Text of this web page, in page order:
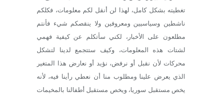
تغطيته بشكل كامل، لهذا لن أنقل لكم معلومات، فكلكم
ناشطين وسياسيين ومعروفين ولا ينقصكم شيء فأنتم
مطلعون على الأخبار، لكني سأتكلم عن كيفية فهمي
لشتات هذه المعلومات، وكيف ستتجمع لدينا لتشكل
محركات لأن نقبل أو نرفض، نؤيد أو نعارض هذا المتغير
الذي يعرض علينا ومطلوب منا أن نعطي رأينا فيه، لأنه
يخص مستقبل سوريا، ويخص مستقبل أطفالنا بالمخيمات